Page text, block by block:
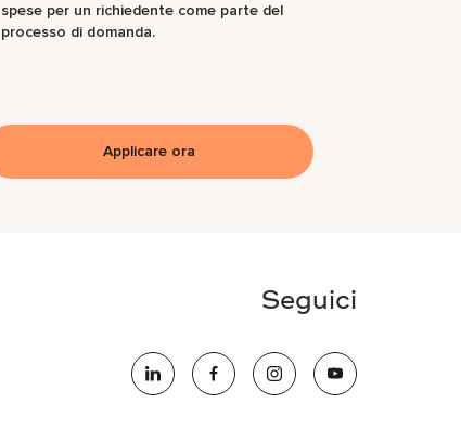
spese per un richiedente come parte del
processo di domanda.
Applicare ora
Seguici